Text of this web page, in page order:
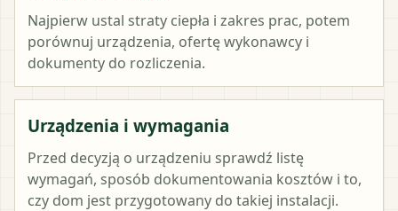
Najpierw ustal straty ciepła i zakres prac, potem
porównuj urządzenia, ofertę wykonawcy i
dokumenty do rozliczenia.
Urządzenia i wymagania
Przed decyzją o urządzeniu sprawdź listę
wymagań, sposób dokumentowania kosztów i to,
czy dom jest przygotowany do takiej instalacji.